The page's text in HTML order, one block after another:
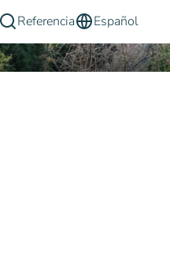
Referencia Español